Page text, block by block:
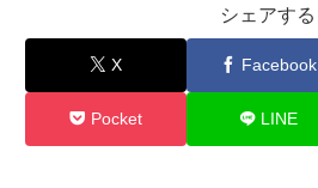
シェアする
X Facebook
Pocket LINE